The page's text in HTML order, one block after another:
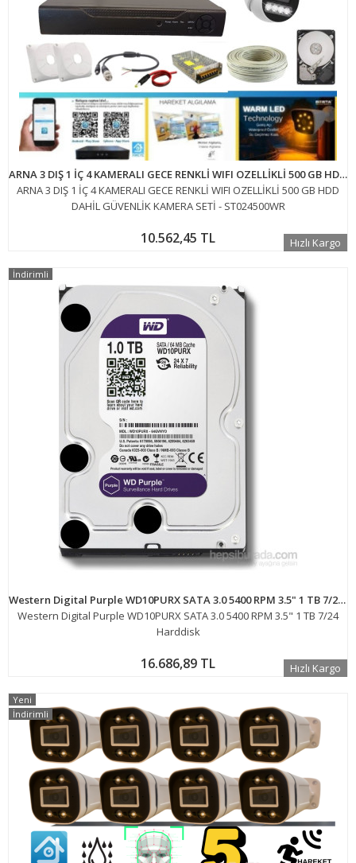
ARNA 3 DIŞ 1 İÇ 4 KAMERALI GECE RENKLİ WIFI OZELLİKLİ 500 GB HDD DAHİL GÜVENLİK KAMERA SETİ - ST024500WR
ARNA 3 DIŞ 1 İÇ 4 KAMERALI GECE RENKLİ WIFI OZELLİKLİ 500 GB HDD
DAHİL GÜVENLİK KAMERA SETİ - ST024500WR
10.562,45 TL Hızlı Kargo
Western Digital Purple WD10PURX SATA 3.0 5400 RPM 3.5" 1 TB 7/24 Harddisk
Western Digital Purple WD10PURX SATA 3.0 5400 RPM 3.5" 1 TB 7/24
Harddisk
16.686,89 TL
İndirimli
Hızlı Kargo
Yeni
İndirimli